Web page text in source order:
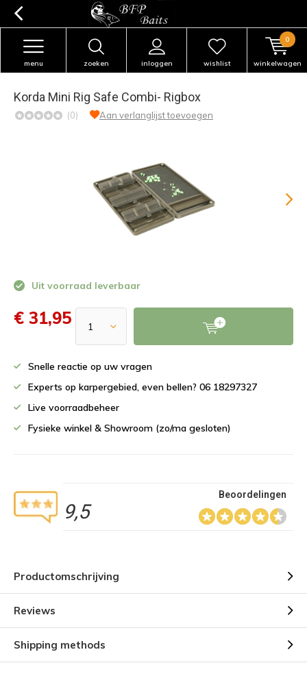
zoeken inloggen
menu wishlist winkelwagen
0
Korda Mini Rig Safe Combi- Rigbox
(0) Aan verlanglijst toevoegen
Uit voorraad leverbaar
€ 31,95
Snelle reactie op uw vragen
Experts op karpergebied, even bellen? 06 18297327
Live voorraadbeheer
Fysieke winkel & Showroom (zo/ma gesloten)
9,5
Beoordelingen
Productomschrijving
Reviews
Shipping methods